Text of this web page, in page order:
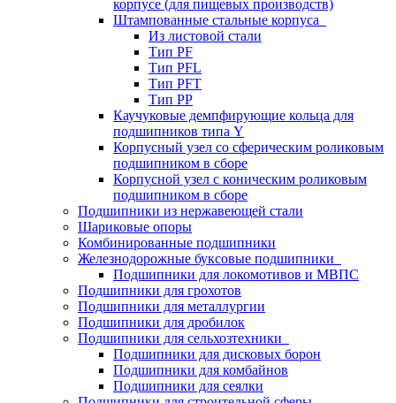
корпусе (для пищевых производств)
Штампованные стальные корпуса
Из листовой стали
Тип PF
Тип PFL
Тип PFT
Тип PP
Каучуковые демпфирующие кольца для
подшипников типа Y
Корпусный узел со сферическим роликовым
подшипником в сборе
Корпусной узел с коническим роликовым
подшипником в сборе
Подшипники из нержавеющей стали
Шариковые опоры
Комбинированные подшипники
Железнодорожные буксовые подшипники
Подшипники для локомотивов и МВПС
Подшипники для грохотов
Подшипники для металлургии
Подшипники для дробилок
Подшипники для сельхозтехники
Подшипники для дисковых борон
Подшипники для комбайнов
Подшипники для сеялки